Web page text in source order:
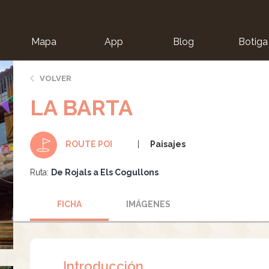
Mapa App Blog Botiga
VOLVER
LA BARTA
ROUTE POI Paisajes
Ruta: De Rojals a Els Cogullons
FICHA IMÁGENES